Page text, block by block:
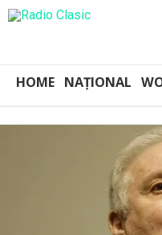
HOME NAȚIONAL